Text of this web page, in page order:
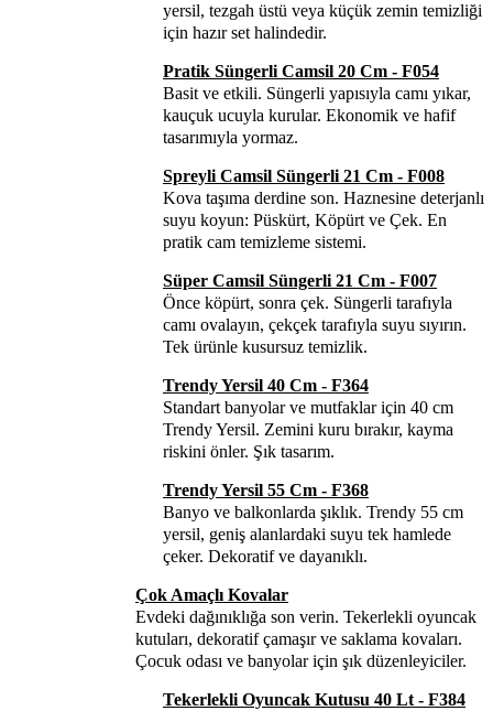
yersil, tezgah üstü veya küçük zemin temizliği
için hazır set halindedir.
Pratik Süngerli Camsil 20 Cm - F054
Basit ve etkili. Süngerli yapısıyla camı yıkar,
kauçuk ucuyla kurular. Ekonomik ve hafif
tasarımıyla yormaz.
Spreyli Camsil Süngerli 21 Cm - F008
Kova taşıma derdine son. Haznesine deterjanlı
suyu koyun: Püskürt, Köpürt ve Çek. En
pratik cam temizleme sistemi.
Süper Camsil Süngerli 21 Cm - F007
Önce köpürt, sonra çek. Süngerli tarafıyla
camı ovalayın, çekçek tarafıyla suyu sıyırın.
Tek ürünle kusursuz temizlik.
Trendy Yersil 40 Cm - F364
Standart banyolar ve mutfaklar için 40 cm
Trendy Yersil. Zemini kuru bırakır, kayma
riskini önler. Şık tasarım.
Trendy Yersil 55 Cm - F368
Banyo ve balkonlarda şıklık. Trendy 55 cm
yersil, geniş alanlardaki suyu tek hamlede
çeker. Dekoratif ve dayanıklı.
Çok Amaçlı Kovalar
Evdeki dağınıklığa son verin. Tekerlekli oyuncak
kutuları, dekoratif çamaşır ve saklama kovaları.
Çocuk odası ve banyolar için şık düzenleyiciler.
Tekerlekli Oyuncak Kutusu 40 Lt - F384